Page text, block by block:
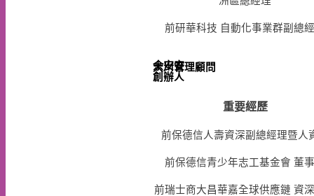
前研華科技 自動化事業群副總
余安安
大川管理顧問
重要經歷
前保德信人壽資深副總經理暨人
前保德信青少年志工基金會 董
前瑞士商大昌華嘉全球供應鏈 資